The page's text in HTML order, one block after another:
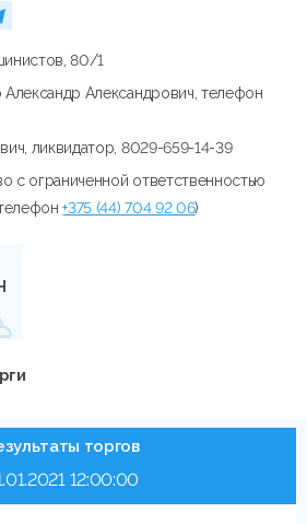
80/1
Александр Александрович, телефон
ликвидатор, 8029-659-14-39
с ограниченной ответственностью
+375 (44) 704 92 06)
торгов
12:00:00